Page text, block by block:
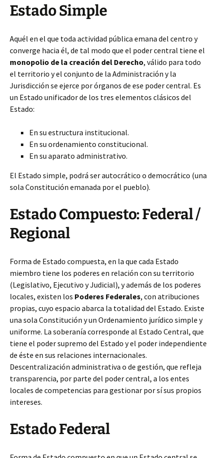
Estado Simple
Aquél en el que toda actividad pública emana del centro y
converge hacia él, de tal modo que el poder central tiene el
monopolio de la creación del Derecho, válido para todo
el territorio y el conjunto de la Administración y la
Jurisdicción se ejerce por órganos de ese poder central. Es
un Estado unificador de los tres elementos clásicos del
Estado:
En su estructura institucional.
En su ordenamiento constitucional.
En su aparato administrativo.
El Estado simple, podrá ser autocrático o democrático (una
sola Constitución emanada por el pueblo).
Estado Compuesto: Federal /
Regional
Forma de Estado compuesta, en la que cada Estado
miembro tiene los poderes en relación con su territorio
(Legislativo, Ejecutivo y Judicial), y además de los poderes
locales, existen los Poderes Federales, con atribuciones
propias, cuyo espacio abarca la totalidad del Estado. Existe
una sola Constitución y un Ordenamiento jurídico simple y
uniforme. La soberanía corresponde al Estado Central, que
tiene el poder supremo del Estado y el poder independiente
de éste en sus relaciones internacionales.
Descentralización administrativa o de gestión, que refleja
transparencia, por parte del poder central, a los entes
locales de competencias para gestionar por sí sus propios
intereses.
Estado Federal